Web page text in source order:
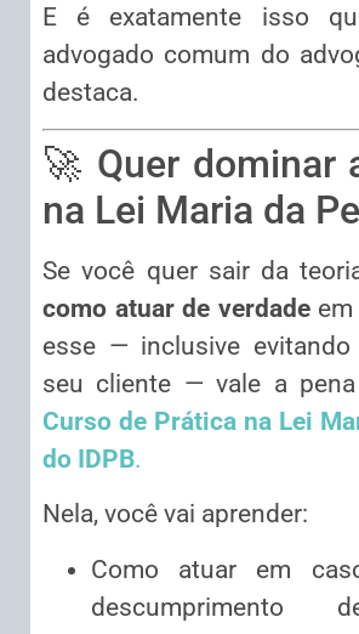
E é exatamente isso
advogado comum do
destaca.
🚀 Quer dominar
na Lei Maria da
Se você quer sair da
como atuar de verdadeem
esse — inclusive
seu cliente — vale a
Curso de Prática na Lei
do IDPB.
Nela, você vai aprender:
Como atuar em
descumprimento